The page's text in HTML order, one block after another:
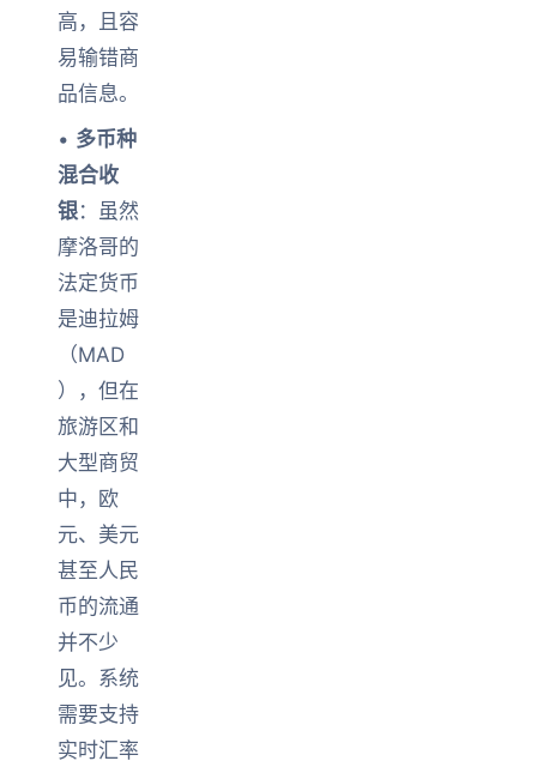
高，且容
易输错商
品信息。
• 多币种
混合收
银：虽然
摩洛哥的
法定货币
是迪拉姆
（MAD
），但在
旅游区和
大型商贸
中，欧
元、美元
甚至人民
币的流通
并不少
见。系统
需要支持
实时汇率